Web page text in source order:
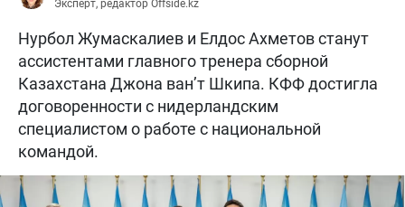
Эксперт, редактор Offside.kz
Нурбол Жумаскалиев и Елдос Ахметов станут
ассистентами главного тренера сборной
Казахстана Джона ван’т Шкипа. КФФ достигла
договоренности с нидерландским
специалистом о работе с национальной
командой.